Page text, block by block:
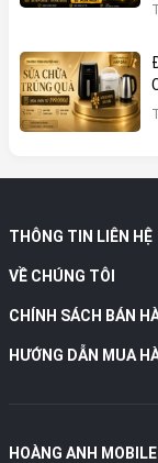
THÔNG TIN LIÊN HỆ
VỀ CHÚNG TÔI
CHÍNH SÁCH BÁN
HƯỚNG DẪN MUA
HOÀNG ANH